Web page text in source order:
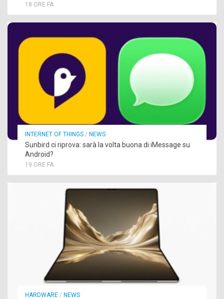
18 ORE FA
INTERNET OF THINGS / NEWS
Sunbird ci riprova: sarà la volta buona di iMessage su
Android?
19 ORE FA
HARDWARE / NEWS